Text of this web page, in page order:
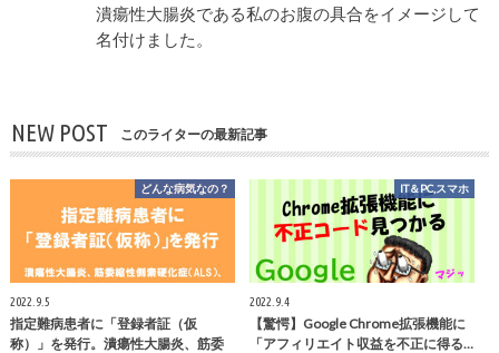
潰瘍性大腸炎である私のお腹の具合をイメージして
名付けました。
NEW POST このライターの最新記事
どんな病気なの？
2022.9.5
指定難病患者に「登録者証（仮
称）」を発行。潰瘍性大腸炎、筋委
IT＆PC,スマホ
2022.9.4
【驚愕】Google Chrome拡張機能に
「アフィリエイト収益を不正に得る…